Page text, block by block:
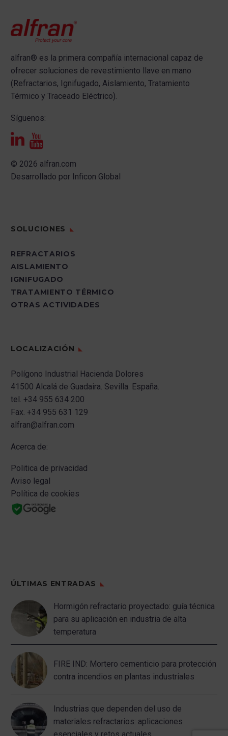
alfran® es la primera compañía internacional capaz de
ofrecer soluciones de revestimiento llave en mano
(Refractarios, Ignifugado, Aislamiento, Tratamiento
Térmico y Traceado Eléctrico).
Síguenos:
© 2026 alfran.com
Desarrollado por Inficon Global
SOLUCIONES
REFRACTARIOS
AISLAMIENTO
IGNIFUGADO
TRATAMIENTO TÉRMICO
OTRAS ACTIVIDADES
LOCALIZACIÓN
Polígono Industrial Hacienda Dolores
41500 Alcalá de Guadaira. Sevilla. España.
tel. +34 955 634 200
Fax. +34 955 631 129
alfran@alfran.com
Acerca de:
Politica de privacidad
Aviso legal
Política de cookies
ÚLTIMAS ENTRADAS
Hormigón refractario proyectado: guía técnica
para su aplicación en industria de alta
temperatura
FIRE IND: Mortero cementicio para protección
contra incendios en plantas industriales
Industrias que dependen del uso de
materiales refractarios: aplicaciones